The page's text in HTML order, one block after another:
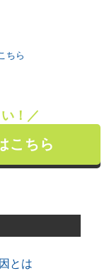
ちら
！／
こちら
とは